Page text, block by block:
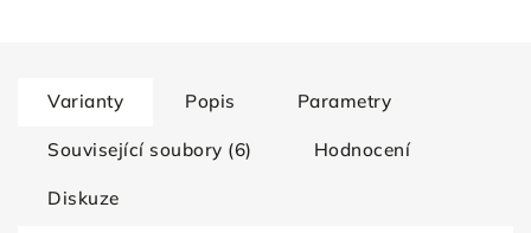
Varianty Popis Parametry
Související soubory (6) Hodnocení
Diskuze